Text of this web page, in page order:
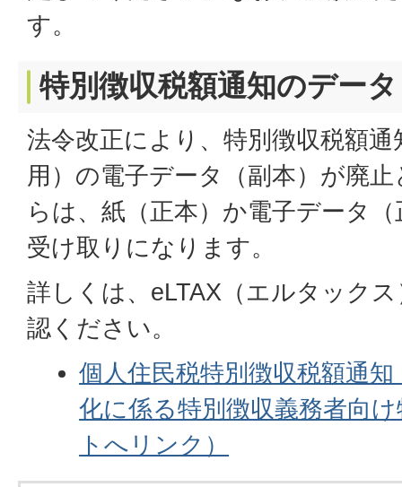
す。
特別徴収税額通知のデー
法令改正により、特別徴収税額
用）の電子データ（副本）が廃
らは、紙（正本）か電子データ
受け取りになります。
詳しくは、eLTAX（エルタック
認ください。
個人住民税特別徴収税額通
化に係る特別徴収義務者向
トへリンク）